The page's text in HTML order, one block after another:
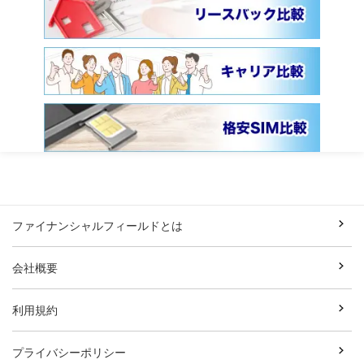
ファイナンシャルフィールドとは
会社概要
利用規約
プライバシーポリシー